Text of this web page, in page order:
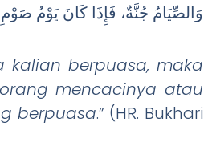
وَالصِّيَامُ جُنَّةٌ، فَإِذَا كَانَ يَوْمُ
kalian berpuasa, maka
mencacinya atau
berpuasa.” (HR. Bukhari